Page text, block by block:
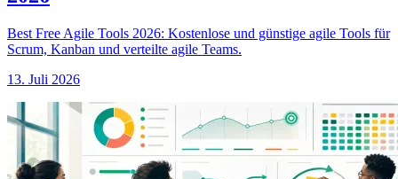
Best Free Agile Tools 2026: Kostenlose und günstige agile Tools für
Scrum, Kanban und verteilte agile Teams.
13. Juli 2026